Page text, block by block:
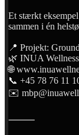
Et stærkt
sammen i én
📍 Projekt:
🌿 INUA Wellness
🌐
📞 +45 78 76 11
✉️
⸻